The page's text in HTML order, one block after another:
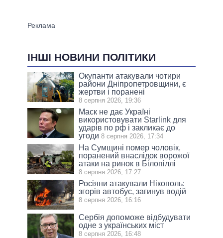
ІНШІ НОВИНИ ПОЛІТИКИ
Окупанти атакували чотири
райони Дніпропетровщини, є
жертви і поранені
8 серпня 2026, 19:36
Маск не дає Україні
використовувати Starlink для
ударів по рф і закликає до
угоди 8 серпня 2026, 17:34
На Сумщині помер чоловік,
поранений внаслідок ворожої
атаки на ринок в Білопіллі
8 серпня 2026, 17:27
Росіяни атакували Нікополь:
згорів автобус, загинув водій
8 серпня 2026, 16:16
Сербія допоможе відбудувати
одне з українських міст
8 серпня 2026, 16:48